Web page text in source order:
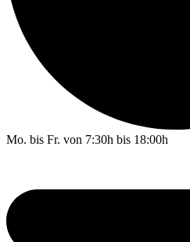
Mo. bis Fr. von 7:30h bis 18:00h